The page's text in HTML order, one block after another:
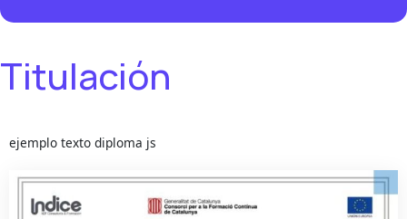
Titulación
ejemplo texto diploma js